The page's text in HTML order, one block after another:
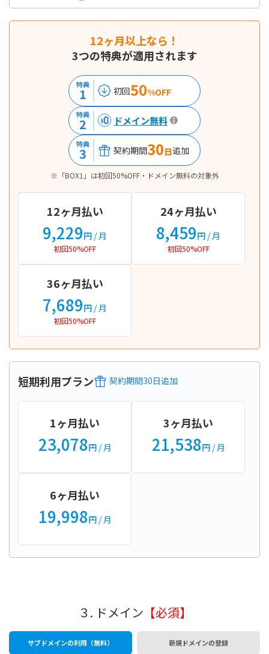
12ヶ月以上なら！
3つの特典が適用されます
特典
1 初回50%OFF
特典
2 ドメイン無料
特典
3 契約期間30日追加
※「BOX1」は初回50%OFF・ドメイン無料の対象外
12ヶ月払い
9,229円 / 月
初回50%OFF
24ヶ月払い
8,459円 / 月
初回50%OFF
36ヶ月払い
7,689円 / 月
初回50%OFF
短期利用プラン 契約期間30日追加
1ヶ月払い
23,078円/ 月
3ヶ月払い
21,538円/ 月
6ヶ月払い
19,998円/ 月
３. ドメイン 【必須】
サブドメインの利用（無料） 新規ドメインの登録